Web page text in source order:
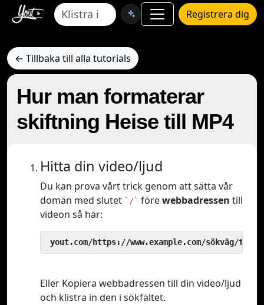
Registrera dig
← Tillbaka till alla tutorials
Hur man formaterar
skiftning Heise till MP4
Hitta din video/ljud
Du kan prova vårt trick genom att sätta vår
domän med slutet `/` förewebbadressen till
videon så här:
yout.com/https://www.example.com/sökväg/till/
Eller Kopiera webbadressen till din video/ljud
och klistra in den i sökfältet.